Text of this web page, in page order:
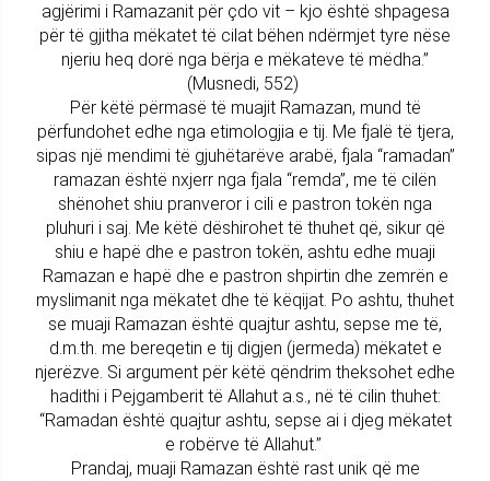
agjërimi i Ramazanit për çdo vit – kjo është shpagesa
për të gjitha mëkatet të cilat bëhen ndërmjet tyre nëse
njeriu heq dorë nga bërja e mëkateve të mëdha.”
(Musnedi, 552)
Për këtë përmasë të muajit Ramazan, mund të
përfundohet edhe nga etimologjia e tij. Me fjalë të tjera,
sipas një mendimi të gjuhëtarëve arabë, fjala “ramadan”
ramazan është nxjerr nga fjala “remda”, me të cilën
shënohet shiu pranveror i cili e pastron tokën nga
pluhuri i saj. Me këtë dëshirohet të thuhet që, sikur që
shiu e hapë dhe e pastron tokën, ashtu edhe muaji
Ramazan e hapë dhe e pastron shpirtin dhe zemrën e
myslimanit nga mëkatet dhe të këqijat. Po ashtu, thuhet
se muaji Ramazan është quajtur ashtu, sepse me të,
d.m.th. me bereqetin e tij digjen (jermeda) mëkatet e
njerëzve. Si argument për këtë qëndrim theksohet edhe
hadithi i Pejgamberit të Allahut a.s., në të cilin thuhet:
“Ramadan është quajtur ashtu, sepse ai i djeg mëkatet
e robërve të Allahut.”
Prandaj, muaji Ramazan është rast unik që me